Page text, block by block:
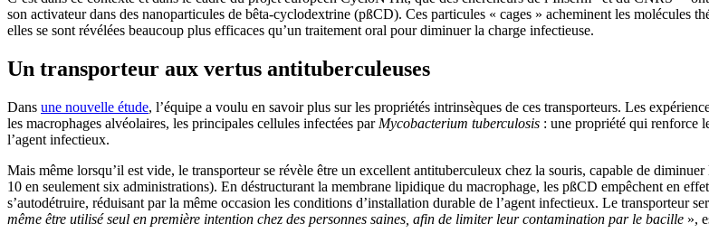
son activateur dans des nanoparticules de bêta-cyclodextrine (pßCD). Ces particules « cages » acheminent les molécules
elles se sont révélées beaucoup plus efficaces qu’un traitement oral pour diminuer la charge infectieuse.
Un transporteur aux vertus antituberculeuses
Dans une nouvelle étude, l’équipe a voulu en savoir plus sur les propriétés intrinsèques de ces transporteurs. Les
les macrophages alvéolaires, les principales cellules infectées par Mycobacterium tuberculosis : une propriété qui renforce
l’agent infectieux.
Mais même lorsqu’il est vide, le transporteur se révèle être un excellent antituberculeux chez la souris, capable de
10 en seulement six administrations). En déstructurant la membrane lipidique du macrophage, les pßCD empêchent en
s’autodétruire, réduisant par la même occasion les conditions d’installation durable de l’agent infectieux. Le transporteur
même être utilisé seul en première intention chez des personnes saines, afin de limiter leur contamination par le bacille »,